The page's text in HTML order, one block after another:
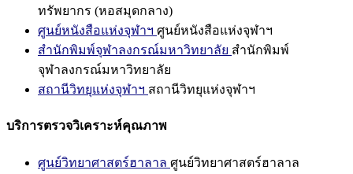
ทรัพยากร (หอสมุดกลาง)
ศูนย์หนังสือแห่งจุฬาฯ ศูนย์หนังสือแห่งจุฬาฯ
สำนักพิมพ์จุฬาลงกรณ์มหาวิทยาลัย สำนักพิมพ์
จุฬาลงกรณ์มหาวิทยาลัย
สถานีวิทยุแห่งจุฬาฯ สถานีวิทยุแห่งจุฬาฯ
บริการตรวจวิเคราะห์คุณภาพ
ศูนย์วิทยาศาสตร์ฮาลาล ศูนย์วิทยาศาสตร์ฮาลาล